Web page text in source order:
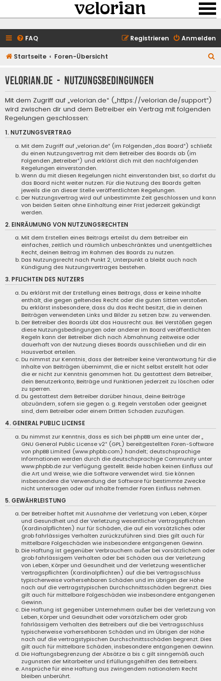
FAQ Anmelden
Registrieren
Startseite Foren-Übersicht
h
velorian.de - Nutzungsbedingungen
Mit dem Zugriff auf „velorian.de“ („https://velorian.de/support“)
wird zwischen dir und dem Betreiber ein Vertrag mit folgenden
Regelungen geschlossen:
1. NUTZUNGSVERTRAG
Mit dem Zugriff auf „velorian.de“ (im Folgenden „das Board“) schließt
du einen Nutzungsvertrag mit dem Betreiber des Boards ab (im
Folgenden „Betreiber“) und erklärst dich mit den nachfolgenden
Regelungen einverstanden.
Wenn du mit diesen Regelungen nicht einverstanden bist, so darfst du
das Board nicht weiter nutzen. Für die Nutzung des Boards gelten
jeweils die an dieser Stelle veröffentlichten Regelungen.
Der Nutzungsvertrag wird auf unbestimmte Zeit geschlossen und kann
von beiden Seiten ohne Einhaltung einer Frist jederzeit gekündigt
werden.
2. EINRÄUMUNG VON NUTZUNGSRECHTEN
Mit dem Erstellen eines Beitrags erteilst du dem Betreiber ein
einfaches, zeitlich und räumlich unbeschränktes und unentgeltliches
Recht, deinen Beitrag im Rahmen des Boards zu nutzen.
Das Nutzungsrecht nach Punkt 2, Unterpunkt a bleibt auch nach
Kündigung des Nutzungsvertrages bestehen.
3. PFLICHTEN DES NUTZERS
Du erklärst mit der Erstellung eines Beitrags, dass er keine Inhalte
enthält, die gegen geltendes Recht oder die guten Sitten verstoßen.
Du erklärst insbesondere, dass du das Recht besitzt, die in deinen
Beiträgen verwendeten Links und Bilder zu setzen bzw. zu verwenden.
Der Betreiber des Boards übt das Hausrecht aus. Bei Verstößen gegen
diese Nutzungsbedingungen oder anderer im Board veröffentlichten
Regeln kann der Betreiber dich nach Abmahnung zeitweise oder
dauerhaft von der Nutzung dieses Boards ausschließen und dir ein
Hausverbot erteilen.
Du nimmst zur Kenntnis, dass der Betreiber keine Verantwortung für die
Inhalte von Beiträgen übernimmt, die er nicht selbst erstellt hat oder
die er nicht zur Kenntnis genommen hat. Du gestattest dem Betreiber,
dein Benutzerkonto, Beiträge und Funktionen jederzeit zu löschen oder
zu sperren.
Du gestattest dem Betreiber darüber hinaus, deine Beiträge
abzuändern, sofern sie gegen o. g. Regeln verstoßen oder geeignet
sind, dem Betreiber oder einem Dritten Schaden zuzufügen.
4. GENERAL PUBLIC LICENSE
Du nimmst zur Kenntnis, dass es sich bei phpBB um eine unter der „
GNU General Public License v2“ (GPL) bereitgestellten Foren-Software
von phpBB Limited (www.phpbb.com) handelt; deutschsprachige
Informationen werden durch die deutschsprachige Community unter
www.phpbb.de zur Verfügung gestellt. Beide haben keinen Einfluss auf
die Art und Weise, wie die Software verwendet wird. Sie können
insbesondere die Verwendung der Software für bestimmte Zwecke
nicht untersagen oder auf Inhalte fremder Foren Einfluss nehmen.
5. GEWÄHRLEISTUNG
Der Betreiber haftet mit Ausnahme der Verletzung von Leben, Körper
und Gesundheit und der Verletzung wesentlicher Vertragspflichten
(Kardinalpflichten) nur für Schäden, die auf ein vorsätzliches oder
grob fahrlässiges Verhalten zurückzuführen sind. Dies gilt auch für
mittelbare Folgeschäden wie insbesondere entgangenen Gewinn.
Die Haftung ist gegenüber Verbrauchern außer bei vorsätzlichem oder
grob fahrlässigem Verhalten oder bei Schäden aus der Verletzung
von Leben, Körper und Gesundheit und der Verletzung wesentlicher
Vertragspflichten (Kardinalpflichten) auf die bei Vertragsschluss
typischerweise vorhersehbaren Schäden und im übrigen der Höhe
nach auf die vertragstypischen Durchschnittsschäden begrenzt. Dies
gilt auch für mittelbare Folgeschäden wie insbesondere entgangenen
Gewinn.
Die Haftung ist gegenüber Unternehmern außer bei der Verletzung von
Leben, Körper und Gesundheit oder vorsätzlichem oder grob
fahrlässigem Verhalten des Betreibers auf die bei Vertragsschluss
typischerweise vorhersehbaren Schäden und im Übrigen der Höhe
nach auf die vertragstypischen Durchschnittsschäden begrenzt. Dies
gilt auch für mittelbare Schäden, insbesondere entgangenen Gewinn.
Die Haftungsbegrenzung der Absätze a bis c gilt sinngemäß auch
zugunsten der Mitarbeiter und Erfüllungsgehilfen des Betreibers.
Ansprüche für eine Haftung aus zwingendem nationalem Recht
bleiben unberührt.